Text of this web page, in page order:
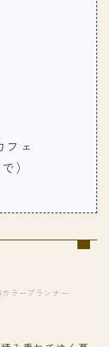
ェ
）
ラープランナー